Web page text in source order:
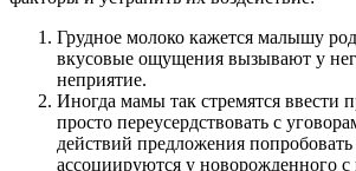
Грудное молоко кажется малышу
вкусовые ощущения вызывают у
неприятие.
Иногда мамы так стремятся ввести
просто переусердствовать с
действий предложения
ассоциируются у новорожденного